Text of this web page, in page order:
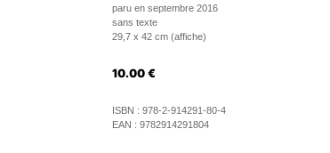
paru en septembre 2016
sans texte
29,7 x 42 cm (affiche)
10.00 €
ISBN : 978-2-914291-80-4
EAN : 9782914291804